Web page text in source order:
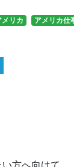
メリカ アメリカ仕
方へ向けて